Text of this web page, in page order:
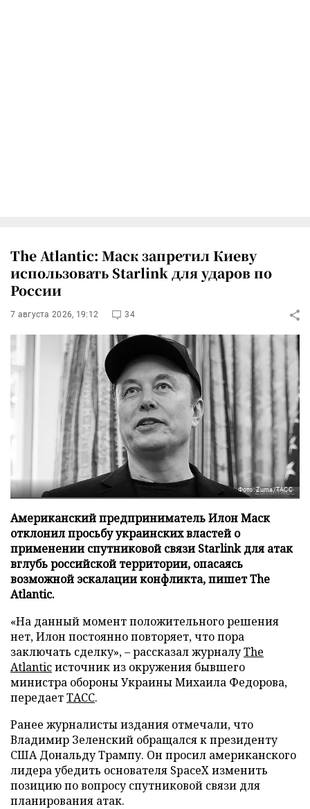
The Atlantic: Маск запретил Киеву
использовать Starlink для ударов по
России
7 августа 2026, 19:12 34
Фото: Zuma/ТАСС
Американский предприниматель Илон Маск
отклонил просьбу украинских властей о
применении спутниковой связи Starlink для атак
вглубь российской территории, опасаясь
возможной эскалации конфликта, пишет The
Atlantic.
«На данный момент положительного решения
нет, Илон постоянно повторяет, что пора
заключать сделку», – рассказал журналуThe
Atlanticисточник из окружения бывшего
министра обороны Украины Михаила Федорова,
передаетТАСС.
Ранее журналисты издания отмечали, что
Владимир Зеленский обращался к президенту
США Дональду Трампу. Он просил американского
лидера убедить основателя SpaceX изменить
позицию по вопросу спутниковой связи для
планирования атак.